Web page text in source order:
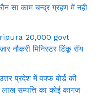
सा काम चन्द्र ग्रहण में नही
20,000 govt
नौकरी मिनिस्टर टिंकू रॉय
प्रदेश में वक्फ बोर्ड की
सम्पत्ति का कोई कागज